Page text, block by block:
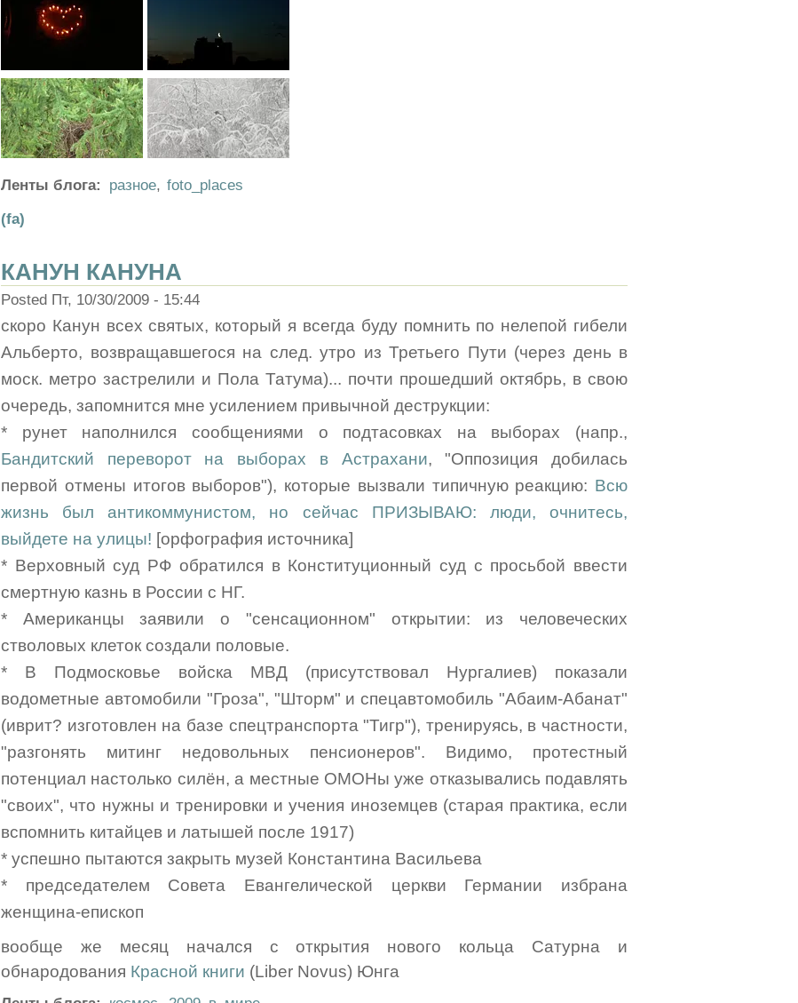
Ленты блога: разное, foto_places
(fa)
КАНУН КАНУНА
Posted Пт, 10/30/2009 - 15:44
скоро Канун всех святых, который я всегда буду помнить по нелепой гибели
Альберто, возвращавшегося на след. утро из Третьего Пути (через день в
моск. метро застрелили и Пола Татума)... почти прошедший октябрь, в свою
очередь, запомнится мне усилением привычной деструкции:
* рунет наполнился сообщениями о подтасовках на выборах (напр.,
Бандитский переворот на выборах в Астрахани, "Оппозиция добилась
первой отмены итогов выборов"), которые вызвали типичную реакцию: Всю
жизнь был антикоммунистом, но сейчас ПРИЗЫВАЮ: люди, очнитесь,
выйдете на улицы! [орфография источника]
* Верховный суд РФ обратился в Конституционный суд с просьбой ввести
смертную казнь в России с НГ.
* Американцы заявили о "сенсационном" открытии: из человеческих
стволовых клеток создали половые.
* В Подмосковье войска МВД (присутствовал Нургалиев) показали
водометные автомобили "Гроза", "Шторм" и спецавтомобиль "Абаим-Абанат"
(иврит? изготовлен на базе спецтранспорта "Тигр"), тренируясь, в частности,
"разгонять митинг недовольных пенсионеров". Видимо, протестный
потенциал настолько силён, а местные ОМОНы уже отказывались подавлять
"своих", что нужны и тренировки и учения иноземцев (старая практика, если
вспомнить китайцев и латышей после 1917)
* успешно пытаются закрыть музей Константина Васильева
* председателем Совета Евангелической церкви Германии избрана
женщина-епископ
вообще же месяц начался с открытия нового кольца Сатурна и
обнародования Красной книги (Liber Novus) Юнга